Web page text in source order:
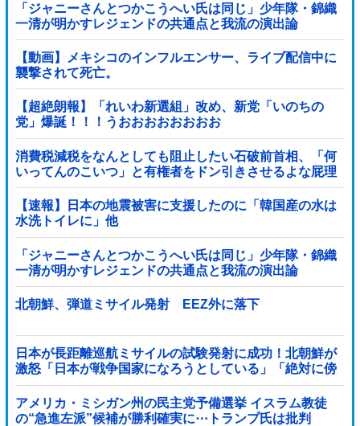
「ジャニーさんとつかこうへい氏は同じ」少年隊・錦織
一清が明かすレジェンドの共通点と我流の演出論
【動画】メキシコのインフルエンサー、ライブ配信中に
襲撃されて死亡。
【超絶朗報】「れいわ新選組」改め、新党「いのちの
党」爆誕！！！うおおおおおおおお
消費税減税をなんとしても阻止したい石破前首相、「何
いってんのこいつ」と有権者をドン引きさせるよな屁理
屈を……
【速報】日本の地震被害に支援したのに「韓国産の水は
水洗トイレに」他
「ジャニーさんとつかこうへい氏は同じ」少年隊・錦織
一清が明かすレジェンドの共通点と我流の演出論
北朝鮮、弾道ミサイル発射 EEZ外に落下
日本が長距離巡航ミサイルの試験発射に成功！北朝鮮が
激怒「日本が戦争国家になろうとしている」「絶対に傍
観しない、必ず後悔させる」
アメリカ・ミシガン州の民主党予備選挙 イスラム教徒
の“急進左派”候補が勝利確実に⋯トランプ氏は批判